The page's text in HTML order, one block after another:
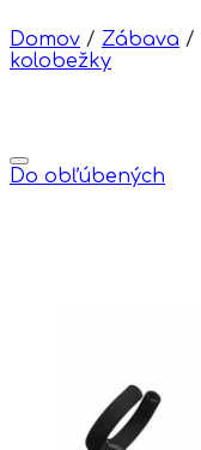
Domov / Zábava /
kolobežky
Do obľúbených